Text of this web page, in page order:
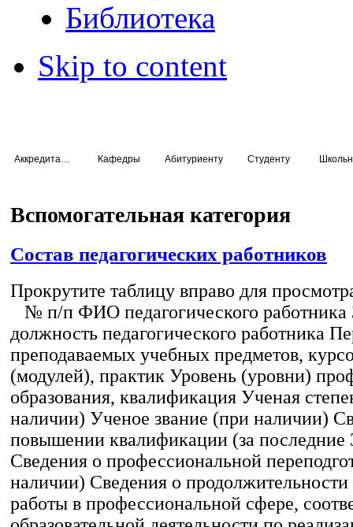
Библиотека
Skip to content
Кафедры Абитуриенту Студенту
Вспомогательная категория
Состав педагогических работников
Прокрутите таблицу вправо для
№ п/п ФИО педагогического работника
должность педагогического работника
преподаваемых учебных предметов,
(модулей), практик Уровень (уровни)
образования, квалификация Ученая
наличии) Ученое звание (при наличии)
повышении квалификации (за последние
Сведения о профессиональной
наличии) Сведения о
работы в профессиональной сфере,